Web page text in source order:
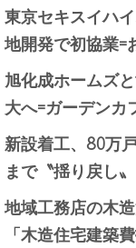
東京セキスイハ
地開発で初協業=
旭化成ホームズ
大へ=ガーデンカ
新設着工、80万
まで〝揺り戻し〟
地域工務店の木
「木造住宅建築